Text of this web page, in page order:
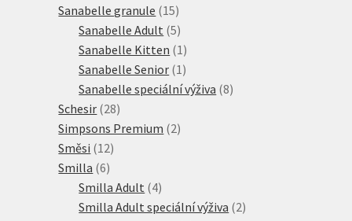
Sanabelle granule 1515
produktů
Sanabelle Adult 55
produktů
Sanabelle Kitten 1 1
produkt
Sanabelle Senior 1 1
produkt
Sanabelle speciální výživa 88
Schesir 2828
produktů
Simpsons Premium 22
Směsi 1212
Smilla 66
produktů
Smilla Adult 44
produkty
Smilla Adult speciální výživa 22